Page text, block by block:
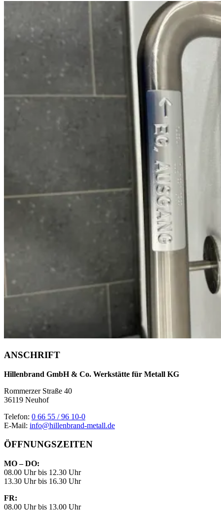
ANSCHRIFT
Hillenbrand GmbH & Co. Werkstätte für Metall KG
Rommerzer Straße 40
36119 Neuhof
Telefon: 0 66 55 / 96 10-0
E-Mail: info@hillenbrand-metall.de
ÖFFNUNGSZEITEN
MO – DO:
08.00 Uhr bis 12.30 Uhr
13.30 Uhr bis 16.30 Uhr
FR:
08.00 Uhr bis 13.00 Uhr